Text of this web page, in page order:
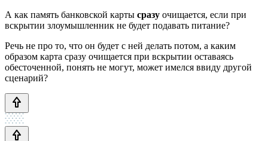
А как память банковской карты сразу очищается, если при
вскрытии злоумышленник не будет подавать питание?
Речь не про то, что он будет с ней делать потом, а каким
образом карта сразу очищается при вскрытии оставаясь
обесточенной, понять не могут, может имелся ввиду другой
сценарий?